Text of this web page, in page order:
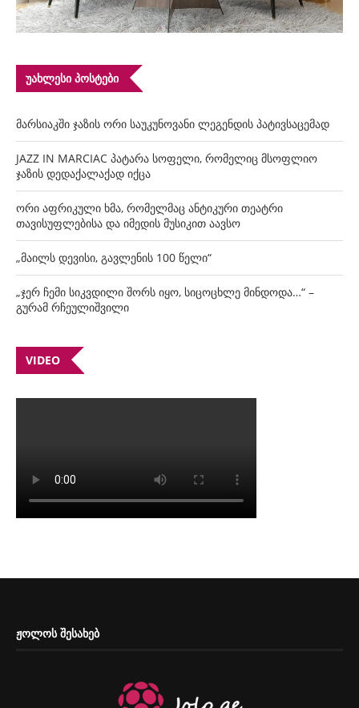
ᲣᲐᲮᲚᲔᲡᲘ ᲞᲝᲡᲢᲔᲑᲘ
მარსიაკში ჯაზის ორი საუკუნოვანი ლეგენდის პატივსაცემად
JAZZ IN MARCIAC პატარა სოფელი, რომელიც მსოფლიო
ჯაზის დედაქალაქად იქცა
ორი აფრიკული ხმა, რომელმაც ანტიკური თეატრი
თავისუფლებისა და იმედის მუსიკით აავსო
„მაილს დევისი, გავლენის 100 წელი“
„ჯერ ჩემი სიკვდილი შორს იყო, სიცოცხლე მინდოდა…“ –
გურამ რჩეულიშვილი
VIDEO
ᲟᲝᲚᲝᲡ ᲨᲔᲡᲐᲮᲔᲑ